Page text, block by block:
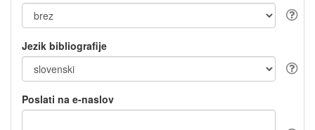
Jezik bibliografije
Poslati na e-naslov